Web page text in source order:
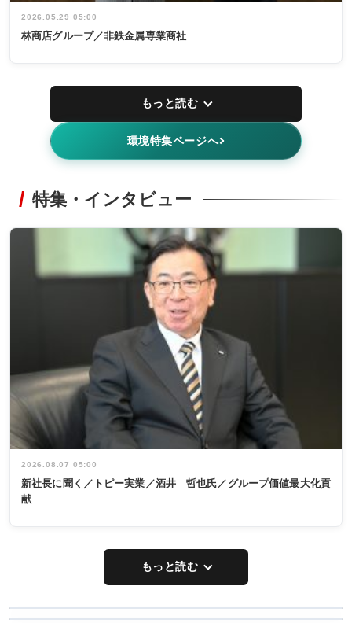
2026.05.29 05:00
林商店グループ／非鉄金属専業商社
もっと読む
環境特集ページへ
特集・インタビュー
2026.08.07 05:00
新社長に聞く／トピー実業／酒井 哲也氏／グループ価値最大化貢
献
もっと読む